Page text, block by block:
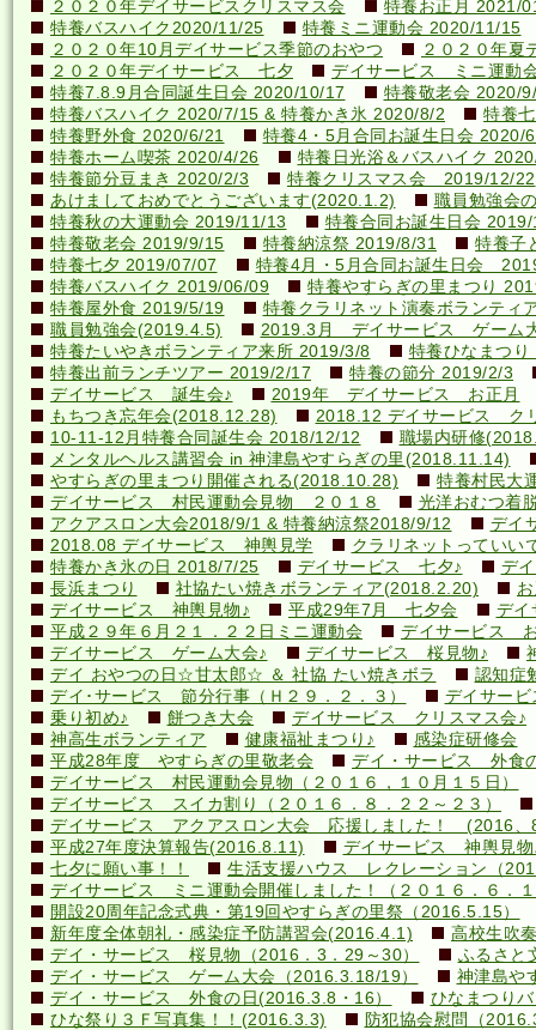
２０２０年デイサービスクリスマス会
特養お正月 2021/
特養バスハイク2020/11/25
特養ミニ運動会 2020/11/15
２０２０年10月デイサービス季節のおやつ
２０２０年夏
２０２０年デイサービス 七夕
デイサービス ミニ運動
特養7.8.9月合同誕生日会 2020/10/17
特養敬老会 2020/
特養バスハイク 2020/7/15 & 特養かき氷 2020/8/2
特養
特養野外食 2020/6/21
特養4・5月合同お誕生日会 2020/
特養ホーム喫茶 2020/4/26
特養日光浴＆バスハイク
特養節分豆まき 2020/2/3
特養クリスマス会 2019/12/22
あけましておめでとうございます(2020.1.2)
職員勉強会
特養秋の大運動会 2019/11/13
特養合同お誕生日会
特養敬老会 2019/9/15
特養納涼祭 2019/8/31
特養子
特養七夕 2019/07/07
特養4月・5月合同お誕生日会
特養バスハイク 2019/06/09
特養やすらぎの里まつり
特養屋外食 2019/5/19
特養クラリネット演奏ボランティ
職員勉強会(2019.4.5)
2019.3月 デイサービス ゲーム
特養たいやきボランティア来所 2019/3/8
特養ひなまつ
特養出前ランチツアー 2019/2/17
特養の節分 2019/2/3
デイサービス 誕生会♪
2019年 デイサービス お正月
もちつき忘年会(2018.12.28)
2018.12 デイサービス ク
10-11-12月特養合同誕生会 2018/12/12
職場内研修
メンタルヘルス講習会 in 神津島やすらぎの里(2018.11.14)
やすらぎの里まつり開催される(2018.10.28)
特養村民大
デイサービス 村民運動会見物 ２０１８
光洋おむつ着
アクアスロン大会2018/9/1 & 特養納涼祭2018/9/12
デイ
2018.08 デイサービス 神輿見学
クラリネットってい
特養かき氷の日 2018/7/25
デイサービス 七夕♪
デ
長浜まつり
社協たい焼きボランティア(2018.2.20)
デイサービス 神輿見物♪
平成29年7月 七夕会
デイ
平成２９年６月２１．２２日ミニ運動会
デイサービス
デイサービス ゲーム大会♪
デイサービス 桜見物♪
デイ おやつの日☆甘太郎☆ ＆ 社協 たい焼きボラ
認知症
デイ･サービス 節分行事（Ｈ２９．２．３）
デイサー
乗り初め♪
餅つき大会
デイサービス クリスマス会♪
神高生ボランティア
健康福祉まつり♪
感染症研修会
平成28年度 やすらぎの里敬老会
デイ・サービス 外食
デイサービス 村民運動会見物（２０１６，１０月１５日）
デイサービス スイカ割り（２０１６．８．２２～２３）
デイサービス アクアスロン大会 応援しました！ (2016、
平成27年度決算報告(2016.8.11)
デイサービス 神輿見物
七夕に願い事！！
生活支援ハウス レクレーション（
デイサービス ミニ運動会開催しました！（２０１６．６．
開設20周年記念式典・第19回やすらぎの里祭（2016.5.15）
新年度全体朝礼・感染症予防講習会(2016.4.1)
高校生吹
デイ・サービス 桜見物（2016．3．29～30）
ふるさと
デイ・サービス ゲーム大会（2016.3.18/19）
神津島や
デイ・サービス 外食の日(2016.3.8・16）
ひなまつり
ひな祭り３Ｆ写真集！！(2016.3.3)
防犯協会慰問（